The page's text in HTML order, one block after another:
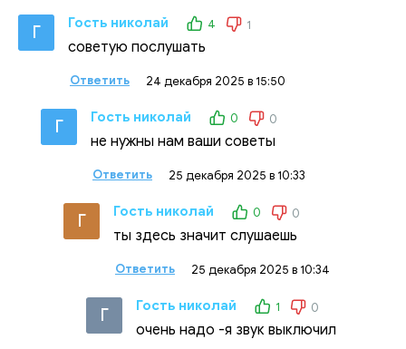
Г Гость николай 4 1
советую послушать
Ответить 24 декабря 2025 в 15:50
Г Гость николай 0 0
не нужны нам ваши советы
Ответить 25 декабря 2025 в 10:33
Г Гость николай 0 0
ты здесь значит слушаешь
Ответить 25 декабря 2025 в 10:34
Г Гость николай 1 0
очень надо -я звук выключил